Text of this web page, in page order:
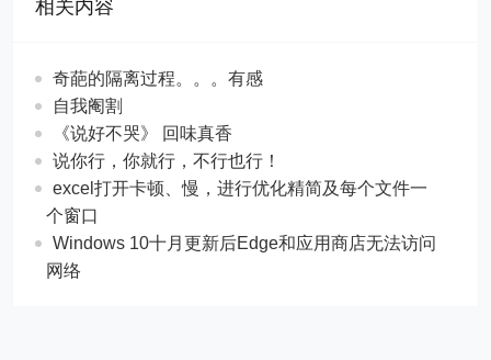
相关内容
奇葩的隔离过程。。。有感
自我阉割
《说好不哭》 回味真香
说你行，你就行，不行也行！
excel打开卡顿、慢，进行优化精简及每个文件一
个窗口
Windows 10十月更新后Edge和应用商店无法访问
网络